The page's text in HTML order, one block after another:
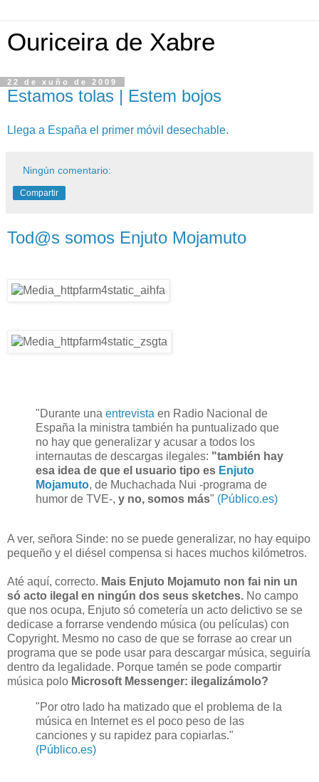
Ouriceira de Xabre
22 de xuño de 2009
Estamos tolas | Estem bojos
Llega a España el primer móvil desechable.
Ningún comentario:
Compartir
Tod@s somos Enjuto Mojamuto
"Durante una entrevista en Radio Nacional de
España la ministra también ha puntualizado que
no hay que generalizar y acusar a todos los
internautas de descargas ilegales: "también hay
esa idea de que el usuario tipo es Enjuto
Mojamuto, de Muchachada Nui -programa de
humor de TVE-, y no, somos más" (Público.es)
A ver, señora Sinde: no se puede generalizar, no hay equipo
pequeño y el diésel compensa si haces muchos kilómetros.
Até aquí, correcto. Mais Enjuto Mojamuto non fai nin un
só acto ilegal en ningún dos seus sketches. No campo
que nos ocupa, Enjuto só cometería un acto delictivo se se
dedicase a forrarse vendendo música (ou películas) con
Copyright. Mesmo no caso de que se forrase ao crear un
programa que se pode usar para descargar música, seguiría
dentro da legalidade. Porque tamén se pode compartir
música polo Microsoft Messenger: ilegalizámolo?
"Por otro lado ha matizado que el problema de la
música en Internet es el poco peso de las
canciones y su rapidez para copiarlas."
(Público.es)